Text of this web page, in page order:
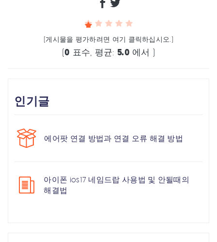
(게시물을 평가하려면 여기 클릭하십시오.)
(0 표수, 평균: 5.0 에서 )
인기글
에어팟 연결 방법과 연결 오류 해결 방법
아이폰 ios17 네임드랍 사용법 및 안될때의
해결법